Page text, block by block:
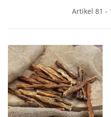
Artikel 81 -